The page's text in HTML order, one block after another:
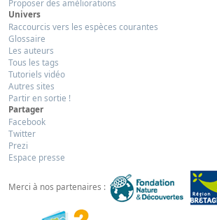
Proposer des améliorations
Univers
Raccourcis vers les espèces courantes
Glossaire
Les auteurs
Tous les tags
Tutoriels vidéo
Autres sites
Partir en sortie !
Partager
Facebook
Twitter
Prezi
Espace presse
Merci à nos partenaires :